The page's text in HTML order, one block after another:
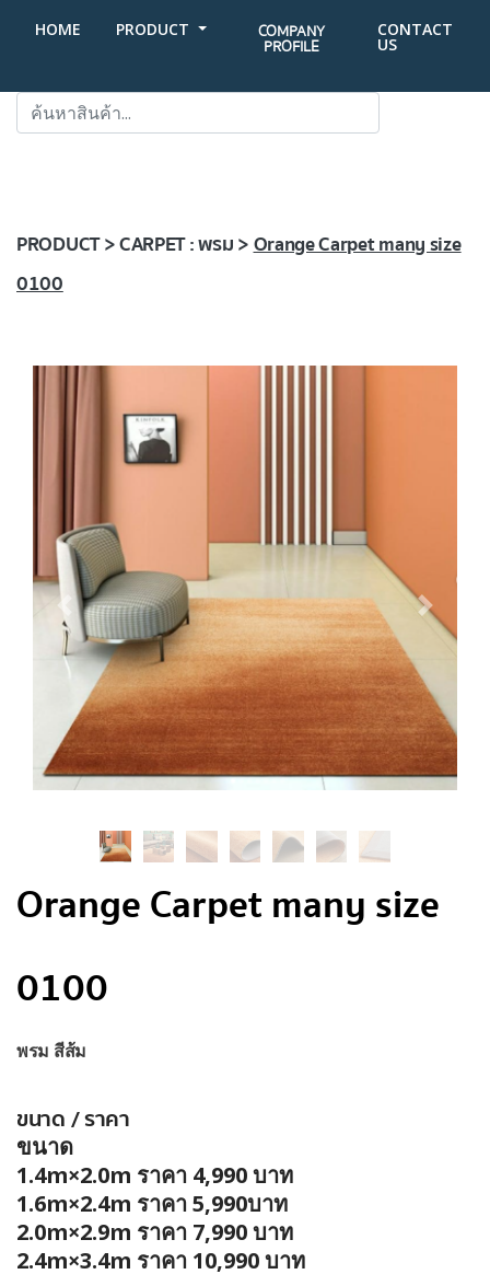
HOME PRODUCT COMPANY
PROFILE
CONTACT
US
PRODUCT > CARPET : พรม >Orange Carpet many size
0100
Orange Carpet many size
0100
พรม สีส้ม
ขนาด / ราคา
ขนาด
1.4m×2.0m ราคา 4,990 บาท
1.6m×2.4m ราคา 5,990บาท
2.0m×2.9m ราคา 7,990 บาท
2.4m×3.4m ราคา 10,990 บาท